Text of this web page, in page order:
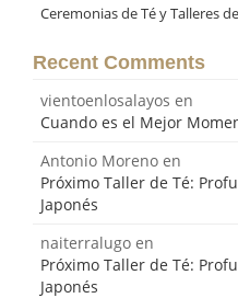
Ceremonias de Té y Talleres
Recent Comments
vientoenlosalayos en
Cuando es el Mejor
Antonio Moreno en
Próximo Taller de Té:
Japonés
naiterralugo en
Próximo Taller de Té:
Japonés